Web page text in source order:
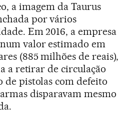
a imagem da Taurus
por vários
Em 2016, a empresa
valor estimado em
(885 milhões de reais),
a retirar de circulação
de pistolas com defeito
disparavam mesmo